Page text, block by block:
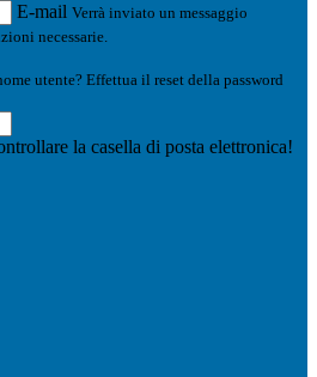
E-mail Verrà inviato un messaggio
necessarie.
utente? Effettua il reset della password
la casella di posta elettronica!